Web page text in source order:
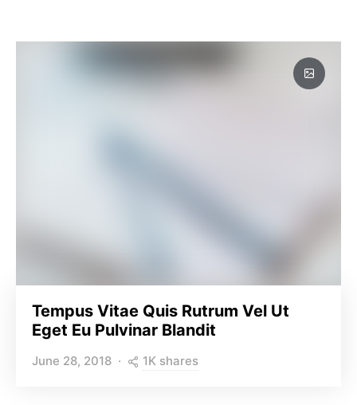
Tempus Vitae Quis Rutrum Vel Ut
Eget Eu Pulvinar Blandit
June 28, 2018 1K shares